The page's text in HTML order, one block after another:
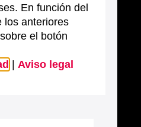
En función del
los anteriores
el botón
Aviso legal